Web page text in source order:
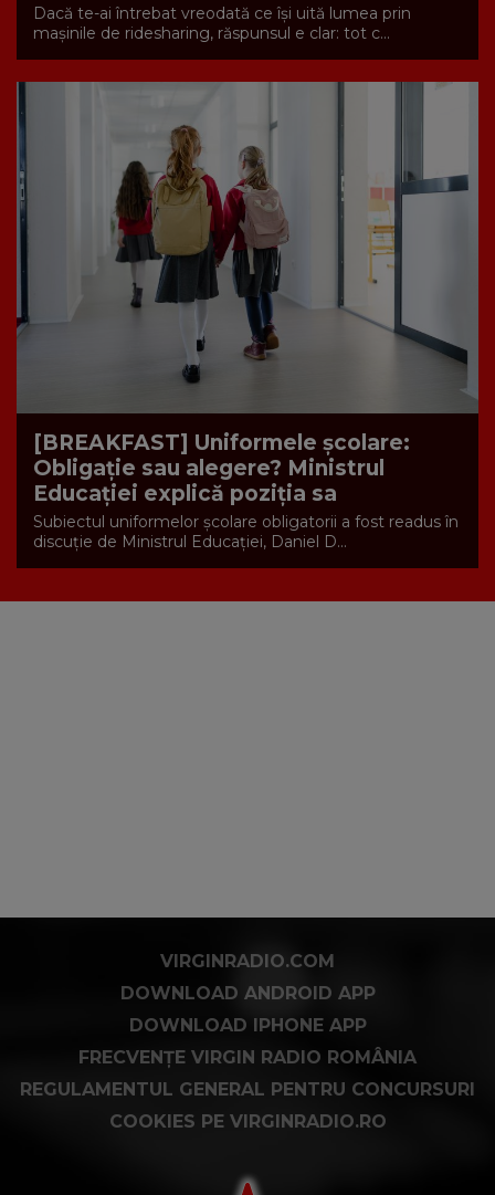
Dacă te-ai întrebat vreodată ce își uită lumea prin
mașinile de ridesharing, răspunsul e clar: tot c...
[BREAKFAST] Uniformele școlare:
Obligație sau alegere? Ministrul
Educației explică poziția sa
Subiectul uniformelor școlare obligatorii a fost readus în
discuție de Ministrul Educației, Daniel D...
VIRGINRADIO.COM
DOWNLOAD ANDROID APP
DOWNLOAD IPHONE APP
FRECVENȚE VIRGIN RADIO ROMÂNIA
REGULAMENTUL GENERAL PENTRU CONCURSURI
COOKIES PE VIRGINRADIO.RO